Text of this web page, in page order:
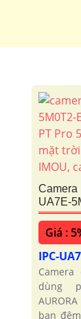
Camera
UA7E-
Giá :
IPC-
dùng
ban